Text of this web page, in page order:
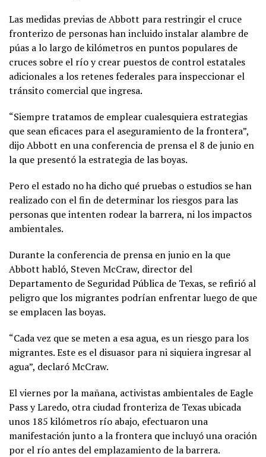
Las medidas previas de Abbott para restringir el cruce
fronterizo de personas han incluido instalar alambre de
púas a lo largo de kilómetros en puntos populares de
cruces sobre el río y crear puestos de control estatales
adicionales a los retenes federales para inspeccionar el
tránsito comercial que ingresa.
“Siempre tratamos de emplear cualesquiera estrategias
que sean eficaces para el aseguramiento de la frontera”,
dijo Abbott en una conferencia de prensa el 8 de junio en
la que presentó la estrategia de las boyas.
Pero el estado no ha dicho qué pruebas o estudios se han
realizado con el fin de determinar los riesgos para las
personas que intenten rodear la barrera, ni los impactos
ambientales.
Durante la conferencia de prensa en junio en la que
Abbott habló, Steven McCraw, director del
Departamento de Seguridad Pública de Texas, se refirió al
peligro que los migrantes podrían enfrentar luego de que
se emplacen las boyas.
“Cada vez que se meten a esa agua, es un riesgo para los
migrantes. Este es el disuasor para ni siquiera ingresar al
agua”, declaró McCraw.
El viernes por la mañana, activistas ambientales de Eagle
Pass y Laredo, otra ciudad fronteriza de Texas ubicada
unos 185 kilómetros río abajo, efectuaron una
manifestación junto a la frontera que incluyó una oración
por el río antes del emplazamiento de la barrera.